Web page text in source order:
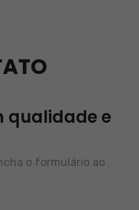
qualidade e
o formulário ao